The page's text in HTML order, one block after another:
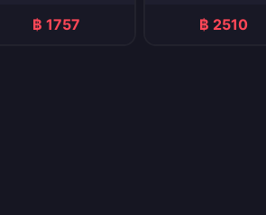
฿ 1757 ฿ 2510